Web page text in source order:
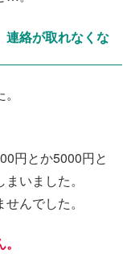
連絡が取れなくな
円とか5000円と
いました。
んでした。